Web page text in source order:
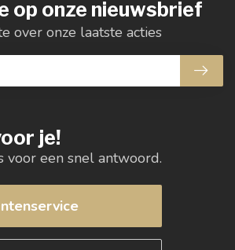
je!
voor een snel antwoord.
op onze nieuwsbrief
over onze laatste acties